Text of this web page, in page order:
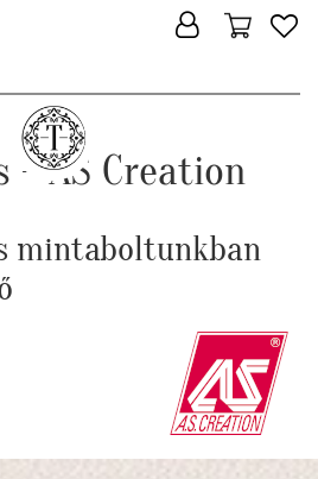
- AS Creation
mintaboltunkban